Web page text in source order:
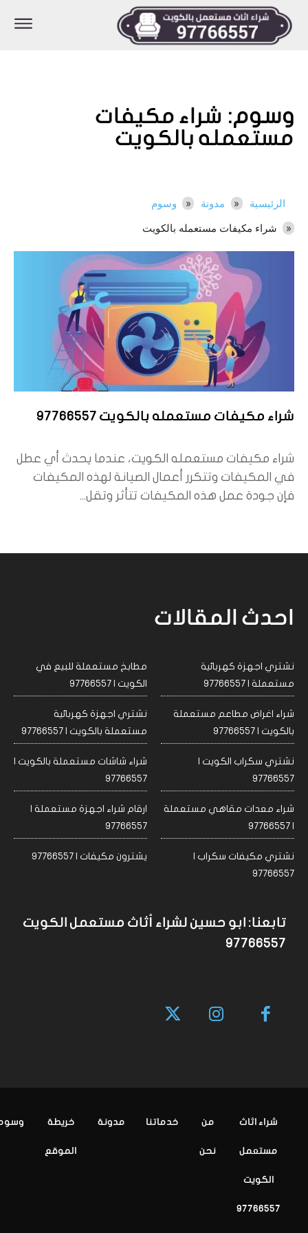
وسوم: شراء مكيفات
مستعمله بالكويت
الرئيسية مدونة
وسوم
شراء مكيفات مستعمله بالكويت
شراء مكيفات مستعمله بالكويت 97766557
شراء مكيفات مستعمله الكويت، عندما يحدث أي عطل
في المكيفات وتتكرر أعمال الصيانة لهذه المكيفات
فإن جودة عمل هذه المكيفات تتأثر وتقل...
احدث المقالات
نشتري اجهزة كهربائية
مستعملة | 97766557
مطابخ مستعملة للبيع في
الكويت | 97766557
شراء اغراض مطاعم مستعملة
بالكويت | 97766557
نشتري اجهزة كهربائية
مستعملة بالكويت | 97766557
نشتري سكراب الكويت |
97766557
شراء شاشات مستعملة بالكويت |
97766557
شراء معدات مقاهي مستعملة
| 97766557
ارقام شراء اجهزة مستعملة |
97766557
نشتري مكيفات سكراب |
97766557
يشترون مكيفات | 97766557
تابعنا: ابو حسين لشراء أثاث مستعمل الكويت
97766557
شراء اثاث
مستعمل
الكويت
97766557
من
نحن
خدماتنا مدونة خريطة
الموقع